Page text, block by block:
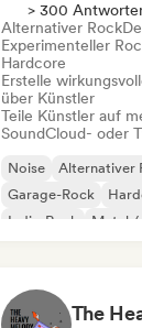
> 300
Alternativer Rock
Experimenteller
Hardcore
Erstelle
über Künstler
Teile Künstler auf
SoundCloud- oder
Noise Alternativer
Garage-Rock
Indie-Rock
Metal /
The